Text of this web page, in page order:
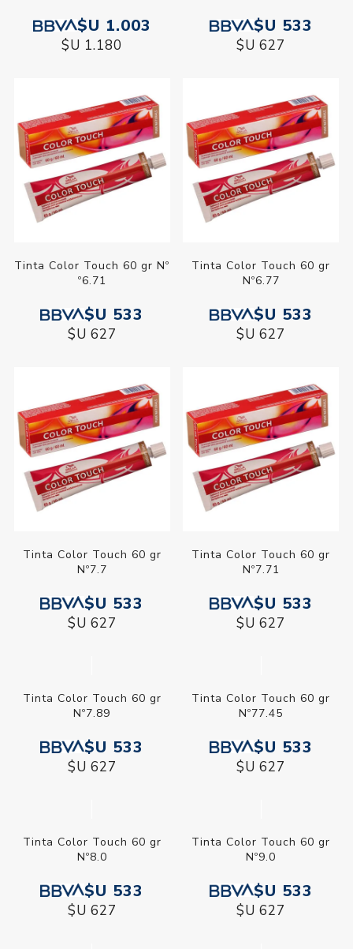
$U 1.003
$U 1.180
$U 533
$U 627
Tinta Color Touch 60 gr Nº
º6.71
$U 533
$U 627
Tinta Color Touch 60 gr
Nº6.77
$U 533
$U 627
Tinta Color Touch 60 gr
Nº7.7
$U 533
$U 627
Tinta Color Touch 60 gr
Nº7.71
$U 533
$U 627
Tinta Color Touch 60 gr
Nº7.89
$U 533
$U 627
Tinta Color Touch 60 gr
Nº77.45
$U 533
$U 627
Tinta Color Touch 60 gr
Nº8.0
$U 533
$U 627
Tinta Color Touch 60 gr
Nº9.0
$U 533
$U 627